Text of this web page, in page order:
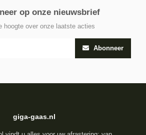
op onze nieuwsbrief
hoogte over onze laatste acties
Abonneer
giga-gaas.nl